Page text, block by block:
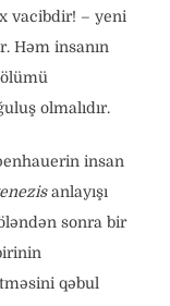
vacibdir! – yeni
Həm insanın
olmalıdır.
insan
anlayışı
sonra bir
qəbul